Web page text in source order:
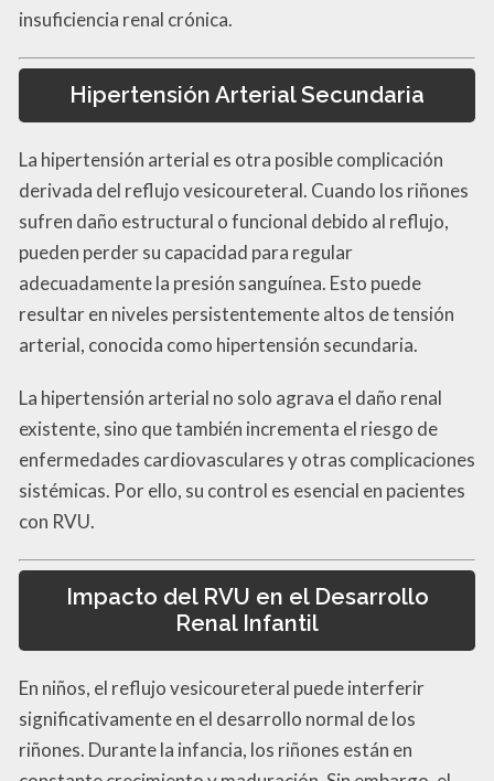
insuficiencia renal crónica.
Hipertensión Arterial Secundaria
La hipertensión arterial es otra posible complicación
derivada del reflujo vesicoureteral. Cuando los riñones
sufren daño estructural o funcional debido al reflujo,
pueden perder su capacidad para regular
adecuadamente la presión sanguínea. Esto puede
resultar en niveles persistentemente altos de tensión
arterial, conocida como hipertensión secundaria.
La hipertensión arterial no solo agrava el daño renal
existente, sino que también incrementa el riesgo de
enfermedades cardiovasculares y otras complicaciones
sistémicas. Por ello, su control es esencial en pacientes
con RVU.
Impacto del RVU en el Desarrollo
Renal Infantil
En niños, el reflujo vesicoureteral puede interferir
significativamente en el desarrollo normal de los
riñones. Durante la infancia, los riñones están en